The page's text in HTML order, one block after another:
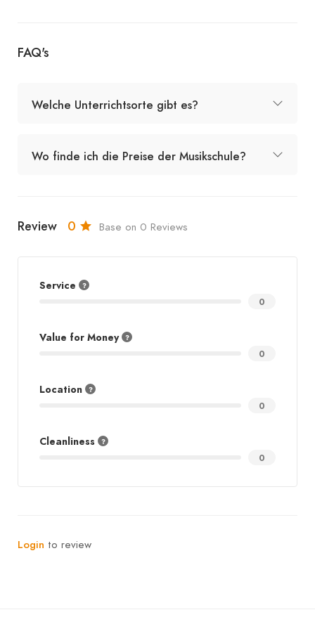
FAQ's
Welche Unterrichtsorte gibt es?
Wo finde ich die Preise der Musikschule?
Review 0 Base on 0 Reviews
Service
0
Value for Money
0
Location
0
Cleanliness
0
Login to review